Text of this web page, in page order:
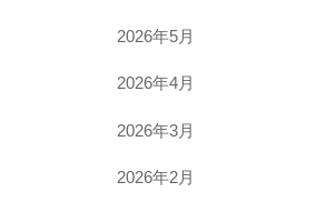
2026年5月
2026年4月
2026年3月
2026年2月